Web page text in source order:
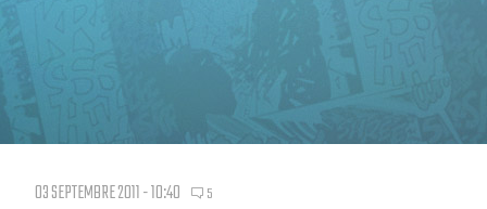
03 SEPTEMBRE 2011 - 10:40 5